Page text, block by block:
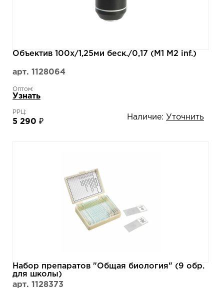
Объектив 100х/1,25ми беск./0,17 (М1 М2 inf.)
арт. 1128064
Оптом:
Узнать
РРЦ:
5 290 ₽
Наличие: Уточнить
Набор препаратов "Общая биология" (9 обр.
для школы)
арт. 1128373